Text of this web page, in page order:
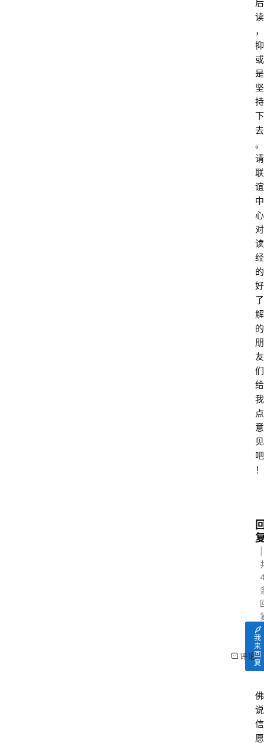
后
读
，
抑
或
是
坚
持
下
去
。
请
联
谊
中
心
对
读
经
的
好
了
解
的
朋
友
们
给
我
点
意
见
吧
！
我
来
回
复
评论